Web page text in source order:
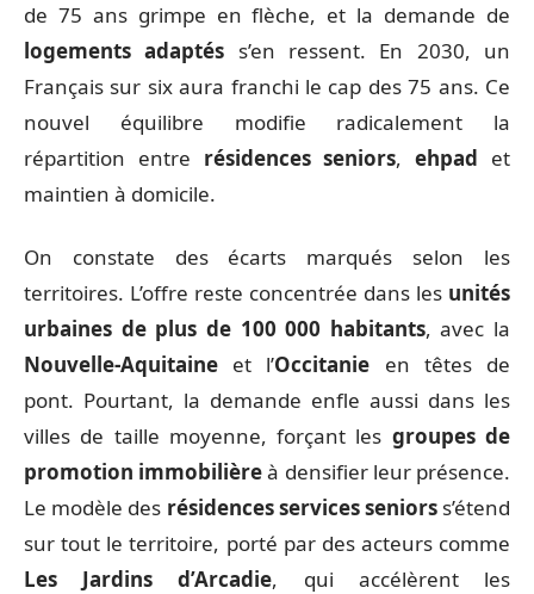
de 75 ans grimpe en flèche, et la demande de
logements adaptés s’en ressent. En 2030, un
Français sur six aura franchi le cap des 75 ans. Ce
nouvel équilibre modifie radicalement la
répartition entre résidences seniors,ehpad et
maintien à domicile.
On constate des écarts marqués selon les
territoires. L’offre reste concentrée dans les unités
urbaines de plus de 100 000 habitants, avec la
Nouvelle-Aquitaine et l’Occitanie en têtes de
pont. Pourtant, la demande enfle aussi dans les
villes de taille moyenne, forçant les groupes de
promotion immobilièreà densifier leur présence.
Le modèle des résidences services seniorss’étend
sur tout le territoire, porté par des acteurs comme
Les Jardins d’Arcadie, qui accélèrent les